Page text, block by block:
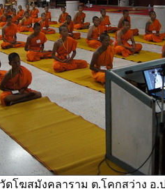
โฆสมังคลาราม ต.โคกสว่าง อ.